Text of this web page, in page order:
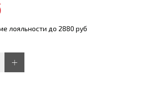
лояльности до 2880 руб